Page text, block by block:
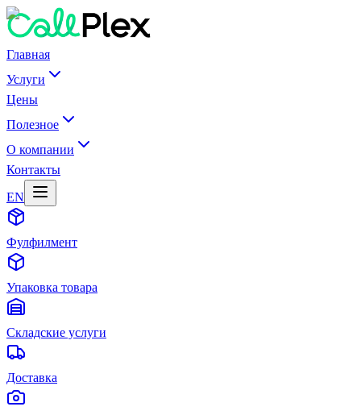
Главная
Услуги
Цены
Полезное
О компании
Контакты
EN
Фулфилмент
Упаковка товара
Складские услуги
Доставка